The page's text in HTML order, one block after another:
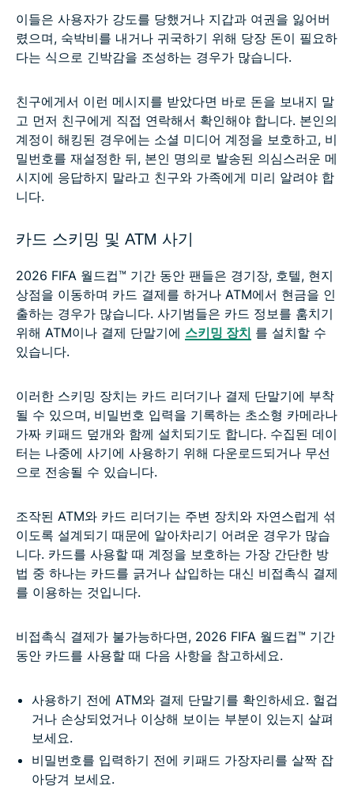
이들은 사용자가 강도를 당했거나 지갑과 여권을 잃어버
렸으며, 숙박비를 내거나 귀국하기 위해 당장 돈이 필요하
다는 식으로 긴박감을 조성하는 경우가 많습니다.
친구에게서 이런 메시지를 받았다면 바로 돈을 보내지 말
고 먼저 친구에게 직접 연락해서 확인해야 합니다. 본인의
계정이 해킹된 경우에는 소셜 미디어 계정을 보호하고, 비
밀번호를 재설정한 뒤, 본인 명의로 발송된 의심스러운 메
시지에 응답하지 말라고 친구와 가족에게 미리 알려야 합
니다.
카드 스키밍 및 ATM 사기
2026 FIFA 월드컵™ 기간 동안 팬들은 경기장, 호텔, 현지
상점을 이동하며 카드 결제를 하거나 ATM에서 현금을 인
출하는 경우가 많습니다. 사기범들은 카드 정보를 훔치기
위해 ATM이나 결제 단말기에 스키밍 장치 를 설치할 수
있습니다.
이러한 스키밍 장치는 카드 리더기나 결제 단말기에 부착
될 수 있으며, 비밀번호 입력을 기록하는 초소형 카메라나
가짜 키패드 덮개와 함께 설치되기도 합니다. 수집된 데이
터는 나중에 사기에 사용하기 위해 다운로드되거나 무선
으로 전송될 수 있습니다.
조작된 ATM와 카드 리더기는 주변 장치와 자연스럽게 섞
이도록 설계되기 때문에 알아차리기 어려운 경우가 많습
니다. 카드를 사용할 때 계정을 보호하는 가장 간단한 방
법 중 하나는 카드를 긁거나 삽입하는 대신 비접촉식 결제
를 이용하는 것입니다.
비접촉식 결제가 불가능하다면, 2026 FIFA 월드컵™ 기간
동안 카드를 사용할 때 다음 사항을 참고하세요.
사용하기 전에 ATM와 결제 단말기를 확인하세요. 헐겁
거나 손상되었거나 이상해 보이는 부분이 있는지 살펴
보세요.
비밀번호를 입력하기 전에 키패드 가장자리를 살짝 잡
아당겨 보세요.